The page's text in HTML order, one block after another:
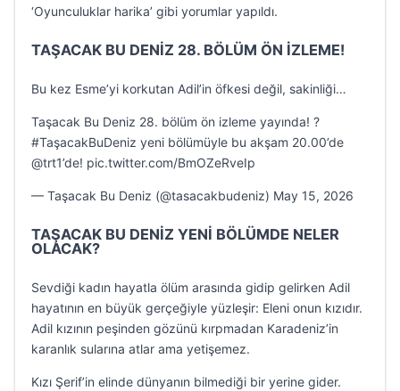
‘Oyunculuklar harika’ gibi yorumlar yapıldı.
TAŞACAK BU DENİZ 28. BÖLÜM ÖN İZLEME!
Bu kez Esme’yi korkutan Adil’in öfkesi değil, sakinliği…
Taşacak Bu Deniz 28. bölüm ön izleme yayında! ?
#TaşacakBuDeniz yeni bölümüyle bu akşam 20.00’de
@trt1’de! pic.twitter.com/BmOZeRveIp
— Taşacak Bu Deniz (@tasacakbudeniz) May 15, 2026
TAŞACAK BU DENİZ YENİ BÖLÜMDE NELER
OLACAK?
Sevdiği kadın hayatla ölüm arasında gidip gelirken Adil
hayatının en büyük gerçeğiyle yüzleşir: Eleni onun kızıdır.
Adil kızının peşinden gözünü kırpmadan Karadeniz’in
karanlık sularına atlar ama yetişemez.
Kızı Şerif’in elinde dünyanın bilmediği bir yerine gider.